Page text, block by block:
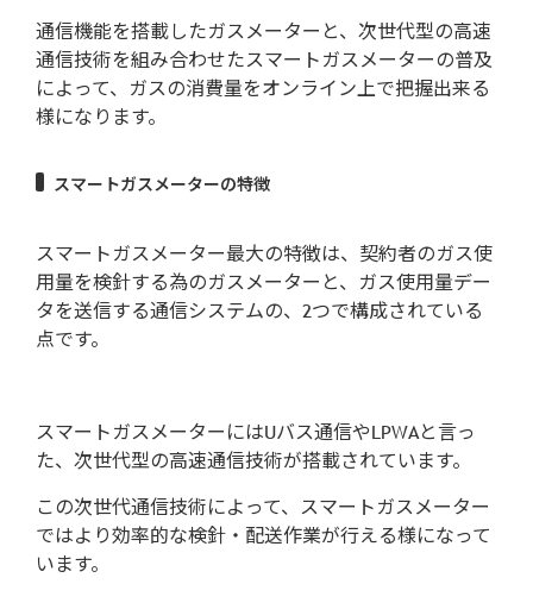
通信機能を搭載したガスメーターと、次世代型の高速
通信技術を組み合わせたスマートガスメーターの普及
によって、ガスの消費量をオンライン上で把握出来る
様になります。
スマートガスメーターの特徴
スマートガスメーター最大の特徴は、契約者のガス使
用量を検針する為のガスメーターと、ガス使用量デー
タを送信する通信システムの、2つで構成されている
点です。
スマートガスメーターにはUバス通信やLPWAと言っ
た、次世代型の高速通信技術が搭載されています。
この次世代通信技術によって、スマートガスメーター
ではより効率的な検針・配送作業が行える様になって
います。